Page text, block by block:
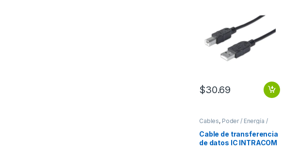
prinicpal: 1 x Tipo A
Macho USB – Extremo
Secundario: 1 x Tipo B
Macho USB –
480Mbit/s –
$30.69
Cables, Poder / Energía /
Cable de transferencia
de datos IC INTRACOM